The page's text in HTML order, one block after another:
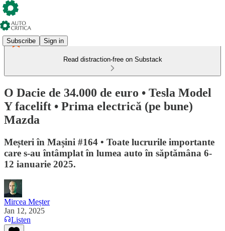
Subscribe Sign in
Read distraction-free on Substack
O Dacie de 34.000 de euro • Tesla Model
Y facelift • Prima electrică (pe bune)
Mazda
Meșteri în Mașini #164 • Toate lucrurile importante
care s-au întâmplat în lumea auto în săptămâna 6-
12 ianuarie 2025.
Mircea Meșter
Jan 12, 2025
Listen